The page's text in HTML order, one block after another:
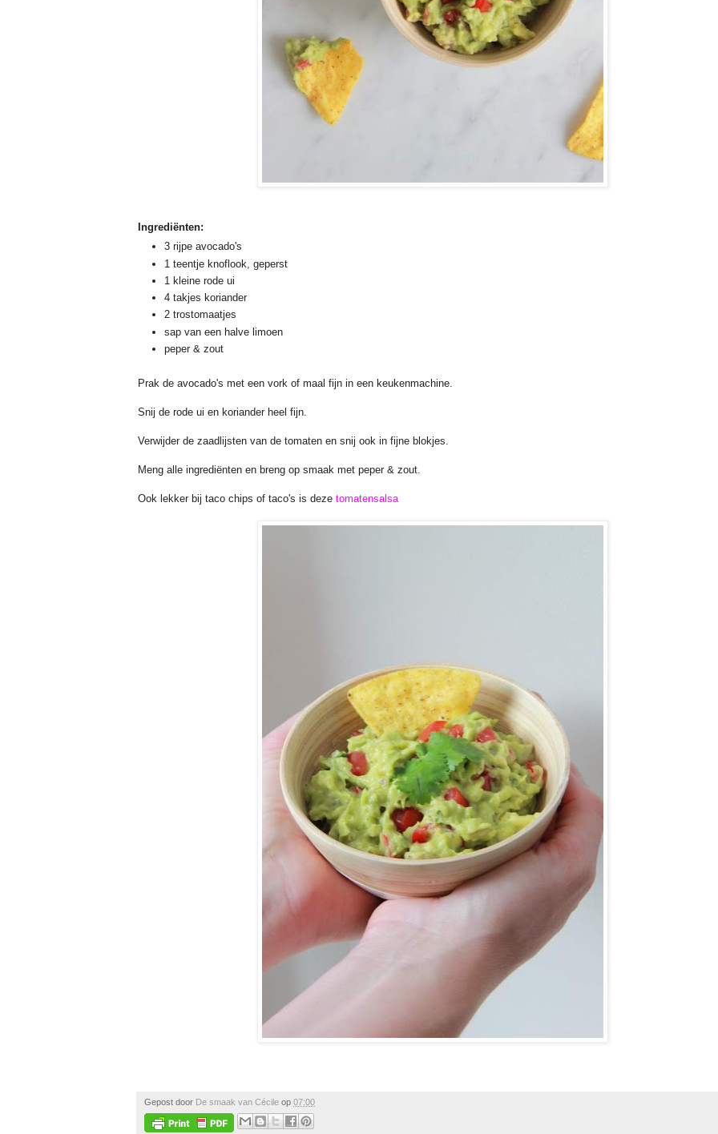
Ingrediënten:
3 rijpe avocado's
1 teentje knoflook, geperst
1 kleine rode ui
4 takjes koriander
2 trostomaatjes
sap van een halve limoen
peper & zout
Prak de avocado's met een vork of maal fijn in een keukenmachine.
Snij de rode ui en koriander heel fijn.
Verwijder de zaadlijsten van de tomaten en snij ook in fijne blokjes.
Meng alle ingrediënten en breng op smaak met peper & zout.
Ook lekker bij taco chips of taco's is deze tomatensalsa
Gepost door De smaak van Cécile op 07:00